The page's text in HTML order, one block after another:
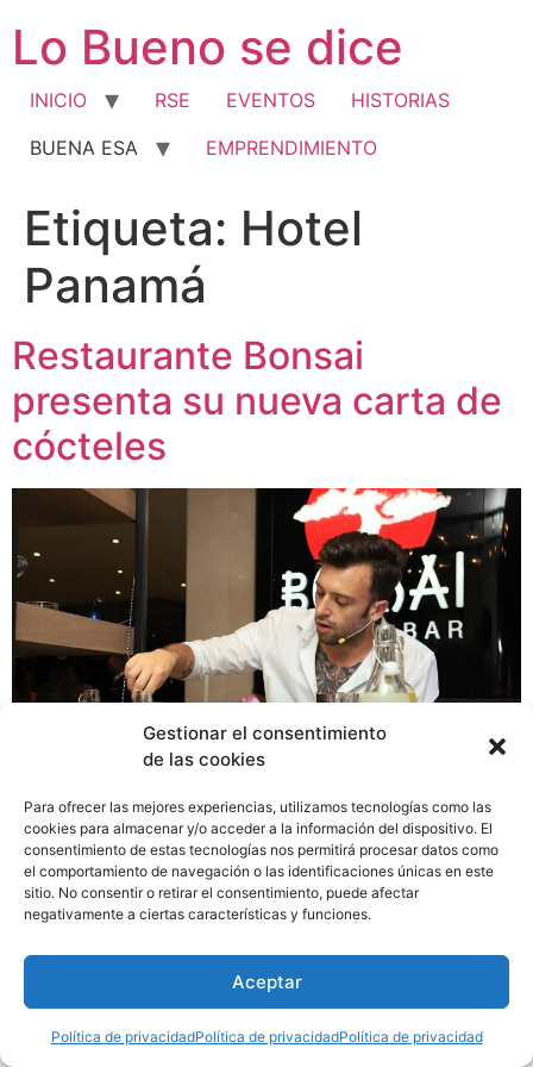
Gestionar el consentimiento
de las cookies
Para ofrecer las mejores experiencias, utilizamos tecnologías como las
cookies para almacenar y/o acceder a la información del dispositivo. El
consentimiento de estas tecnologías nos permitirá procesar datos como
el comportamiento de navegación o las identificaciones únicas en este
sitio. No consentir o retirar el consentimiento, puede afectar
negativamente a ciertas características y funciones.
Aceptar
Política de privacidadPolítica de privacidadPolítica de privacidad
contenido
Lo Bueno se dice
INICIO RSE EVENTOS
HISTORIAS
BUENA ESA
EMPRENDIMIENTO
Etiqueta: Hotel
Panamá
Restaurante Bonsai
presenta su nueva carta de
cócteles
Hotel El Panamá By Faranda Grand a Member of
Radisson Individuals, en busca de mantener la posición
dentro de losmejores hoteles de la ciudad de Panamá,
ha innovado la carta de cocteles en su restaurante
Bonsai con una mezcla perfecta entre lo japonés y lo
tropical, junto al mixólogo francés Daniele Burlotti.